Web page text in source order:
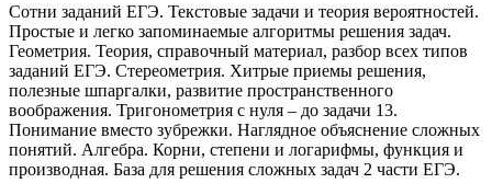
Сотни заданий ЕГЭ. Текстовые задачи и теория вероятностей.
Простые и легко запоминаемые алгоритмы решения задач.
Геометрия. Теория, справочный материал, разбор всех типов
заданий ЕГЭ. Стереометрия. Хитрые приемы решения,
полезные шпаргалки, развитие пространственного
воображения. Тригонометрия с нуля – до задачи 13.
Понимание вместо зубрежки. Наглядное объяснение сложных
понятий. Алгебра. Корни, степени и логарифмы, функция и
производная. База для решения сложных задач 2 части ЕГЭ.